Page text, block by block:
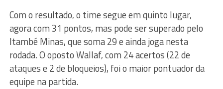
Com o resultado, o time segue em quinto lugar,
agora com 31 pontos, mas pode ser superado pelo
Itambé Minas, que soma 29 e ainda joga nesta
rodada. O oposto Wallaf, com 24 acertos (22 de
ataques e 2 de bloqueios), foi o maior pontuador da
equipe na partida.